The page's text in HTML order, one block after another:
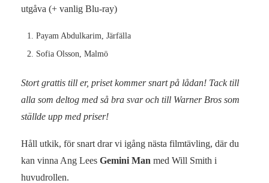
utgåva (+ vanlig Blu-ray)
Payam Abdulkarim, Järfälla
Sofia Olsson, Malmö
Stort grattis till er, priset kommer snart på lådan! Tack till
alla som deltog med så bra svar och till Warner Bros som
ställde upp med priser!
Håll utkik, för snart drar vi igång nästa filmtävling, där du
kan vinna Ang Lees Gemini Man med Will Smith i
huvudrollen.